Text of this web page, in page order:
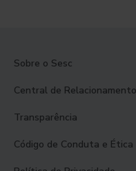
Sobre o Sesc
Central de Relacionamento
Transparência
Código de Conduta e Ética